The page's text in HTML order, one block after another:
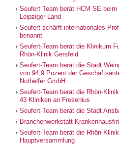
Seufert Team berät HCM SE
Leipziger Land
Seufert schärft internationales
benannt
Seufert-Team berät die Klinikum
Rhön-Klinik Gersfeld
Seufert-Team berät die Stadt
von 94,9 Pozent der
Nothelfer GmbH
Seufert-Team berät die Rhön-
43 Kliniken an Fresenius
Seufert-Team berät die Stadt
Branchenwerkstatt
Seufert-Team berät die Rhön-
Hauptversammlung